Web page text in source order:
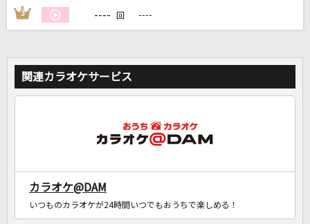
3 ---- 回 ----
関連カラオケサービス
カラオケ@DAM
いつものカラオケが24時間いつでもおうちで楽しめる！